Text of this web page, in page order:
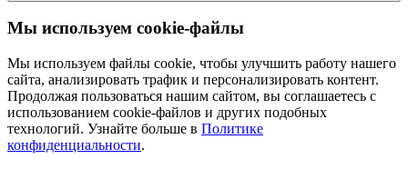
Мы используем cookie-файлы
Мы используем файлы cookie, чтобы улучшить работу нашего
сайта, анализировать трафик и персонализировать контент.
Продолжая пользоваться нашим сайтом, вы соглашаетесь с
использованием cookie-файлов и других подобных
технологий. Узнайте больше в Политике
конфиденциальности.